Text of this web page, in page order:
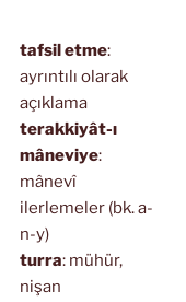
tafsil etme:
ayrıntılı olarak
açıklama
terakkiyât-ı
mâneviye:
mânevî
ilerlemeler (bk. a-
n-y)
turra: mühür,
nişan